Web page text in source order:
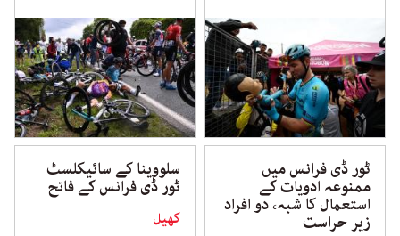
ٹور ڈی فرانس میں
ممنوعہ ادویات کے
استعمال کا شبہ، دو افراد
زیر حراست
سلووینا کے سائیکلسٹ
ٹور ڈی فرانس کے فاتح
کھیل